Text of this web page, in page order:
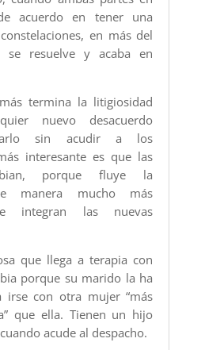
acuerdo en tener una
en más del
se resuelve y acaba en
termina la litigiosidad
nuevo desacuerdo
sin acudir a los
interesante es que las
porque fluye la
manera mucho más
integran las nuevas
que llega a terapia con
porque su marido la ha
irse con otra mujer “más
que ella. Tienen un hijo
acude al despacho.